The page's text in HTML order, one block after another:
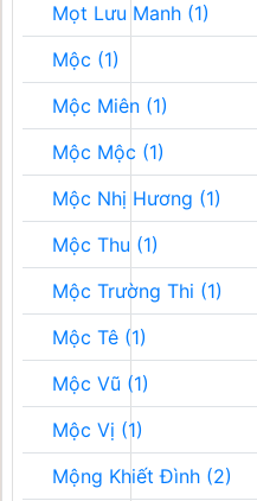
Mọt Lưu Manh (1)
Mộc (1)
Mộc Miên (1)
Mộc Mộc (1)
Mộc Nhị Hương (1)
Mộc Thu (1)
Mộc Trường Thi (1)
Mộc Tê (1)
Mộc Vũ (1)
Mộc Vị (1)
Mộng Khiết Đình (2)